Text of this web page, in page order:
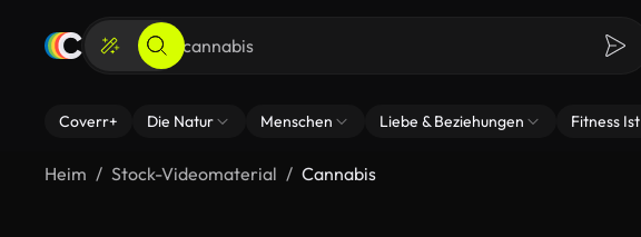
Coverr+ Die Natur Menschen Liebe & Beziehungen Fitness Ist
Heim Stock-Videomaterial Cannabis